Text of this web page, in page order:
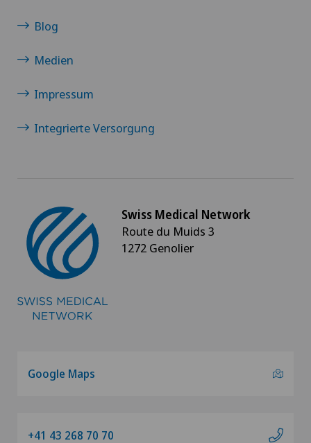
Blog
Medien
Impressum
Integrierte Versorgung
Swiss Medical Network
Route du Muids 3
1272 Genolier
Google Maps
+41 43 268 70 70